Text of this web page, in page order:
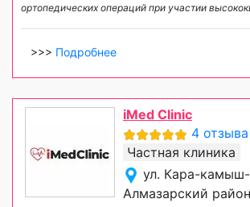
ортопедических операций при участии
>>> Подробнее
iMed Clinic
4 отзыва
Частная клиника
ул. Кара-камыш-
Алмазарский